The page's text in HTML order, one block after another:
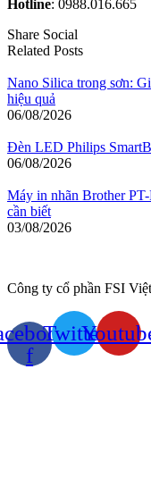
Hotline: 0988.016.665
Share Social
Related Posts
Nano Silica trong sơn:
hiệu quả
06/08/2026
Đèn LED Philips
06/08/2026
Máy in nhãn Brother
cần biết
03/08/2026
Công ty cổ phần FSI
f
Twitter